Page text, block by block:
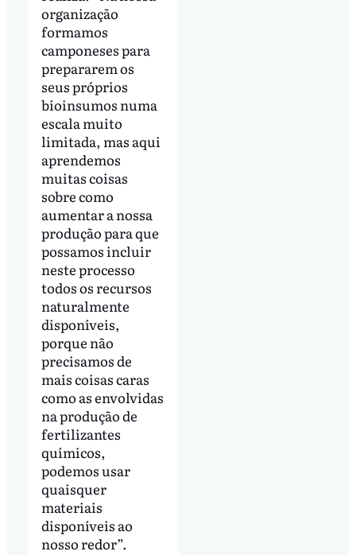
organização
formamos
camponeses para
prepararem os
seus próprios
bioinsumos numa
escala muito
limitada, mas aqui
aprendemos
muitas coisas
sobre como
aumentar a nossa
produção para que
possamos incluir
neste processo
todos os recursos
naturalmente
disponíveis,
porque não
precisamos de
mais coisas caras
como as envolvidas
na produção de
fertilizantes
químicos,
podemos usar
quaisquer
materiais
disponíveis ao
nosso redor”.